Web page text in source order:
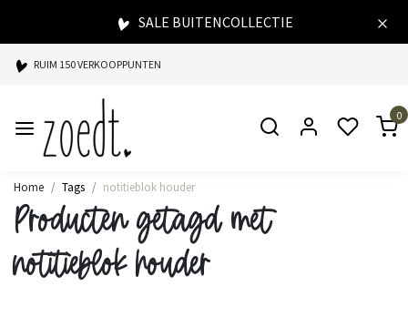
SALE BUITENCOLLECTIE
RUIM 150 VERKOOPPUNTEN
SPAARPUNTEN BIJ ELKE AANKOOP
SNELLE LEVERING
0
Home Tags notitieblok houder
Producten getagd met
notitieblok houder